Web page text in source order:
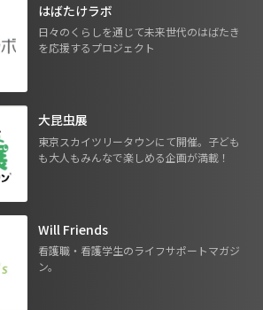
はばたけラボ
日々のくらしを通じて未来世代のはばたき
を応援するプロジェクト
大昆虫展
東京スカイツリータウンにて開催。子ども
も大人もみんなで楽しめる企画が満載！
Will Friends
看護職・看護学生のライフサポートマガジ
ン。